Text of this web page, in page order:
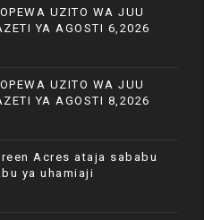
UZITO WA JUU
YA AGOSTI 6,2026
UZITO WA JUU
YA AGOSTI 8,2026
Acres ataja sababu
ya uhamiaji